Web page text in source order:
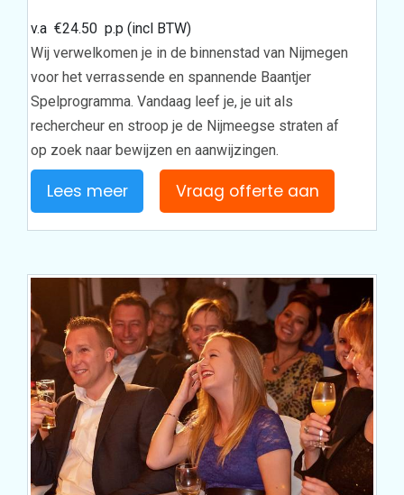
v.a€24.50 p.p (incl BTW)
Wij verwelkomen je in de binnenstad van Nijmegen
voor het verrassende en spannende Baantjer
Spelprogramma. Vandaag leef je, je uit als
rechercheur en stroop je de Nijmeegse straten af
op zoek naar bewijzen en aanwijzingen.
Lees meer Vraag offerte aan